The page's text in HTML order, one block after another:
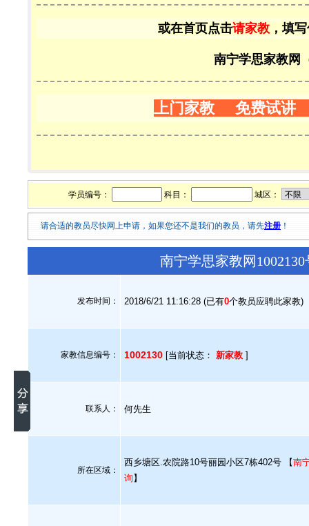
或在首页点击请家教 ，填
南宁学思家教网
上门家教 免费试讲
学员编号： 科目： 城区：
请合适的教员尽快网上申请，如果您还不是我们的教员，请先注册 ！
南宁学思家教网
发布时间： 2018/6/21 11:16:28 (已有0个教员应聘此家教)
家教信息编号： 1002130 [当前状态： 新家教 ]
联系人： 何先生
所在区域：
西乡塘区.农院路10号丽园小区7栋402号 【南
询 】